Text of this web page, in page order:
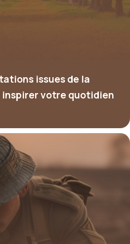
issues de la
votre quotidien